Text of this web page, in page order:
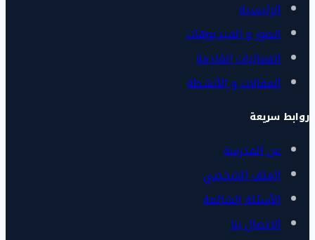
الرئيسية
الصور و الفيديوهات
الفعاليات القادمة
المقالات و الأنشطة
روابط سريعة
عن المدرسة
الملف الشخصي
الأسئلة الشائعة
الاتصال بنا